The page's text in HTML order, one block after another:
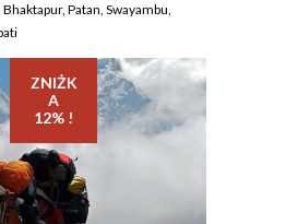
Patan, Swayambu,
ZNIŻK
A
12% !